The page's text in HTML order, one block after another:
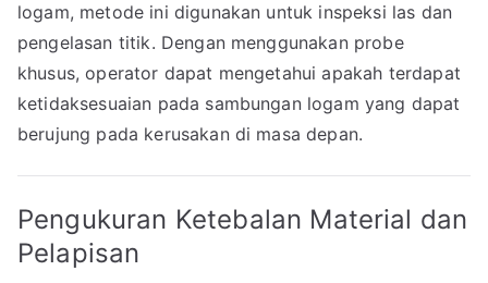
logam, metode ini digunakan untuk inspeksi las dan
pengelasan titik. Dengan menggunakan probe
khusus, operator dapat mengetahui apakah terdapat
ketidaksesuaian pada sambungan logam yang dapat
berujung pada kerusakan di masa depan.
Pengukuran Ketebalan Material dan
Pelapisan